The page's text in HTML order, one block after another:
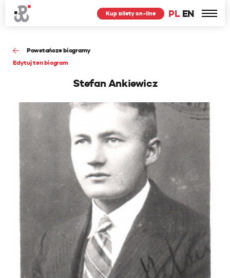
PL EN
Kup bilety on-line
Powstańcze biogramy
Edytuj ten biogram
Stefan Ankiewicz